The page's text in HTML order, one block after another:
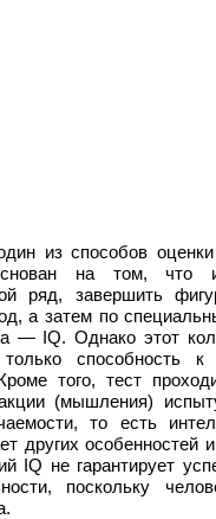
из способов
на том, что
ряд, завершить
а затем по
— IQ. Однако этот
способность к
того, тест
(мышления)
то есть
других особенностей
IQ не гарантирует
поскольку